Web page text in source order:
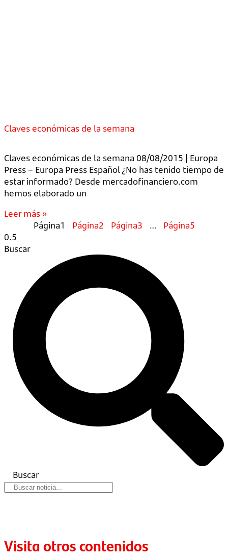
Claves económicas de la semana
Claves económicas de la semana 08/08/2015 | Europa
Press – Europa Press Español ¿No has tenido tiempo de
estar informado? Desde mercadofinanciero.com
hemos elaborado un
Leer más »
Página1 Página2 Página3 … Página5
Buscar
Buscar
Visita otros contenidos